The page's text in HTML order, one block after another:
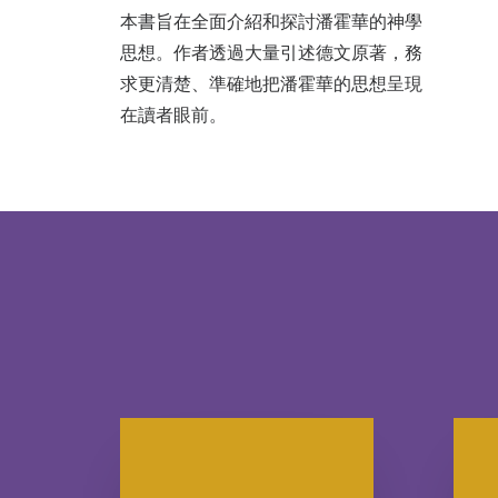
本書旨在全面介紹和探討潘霍華的神學
思想。作者透過大量引述德文原著，務
求更清楚、準確地把潘霍華的思想呈現
在讀者眼前。